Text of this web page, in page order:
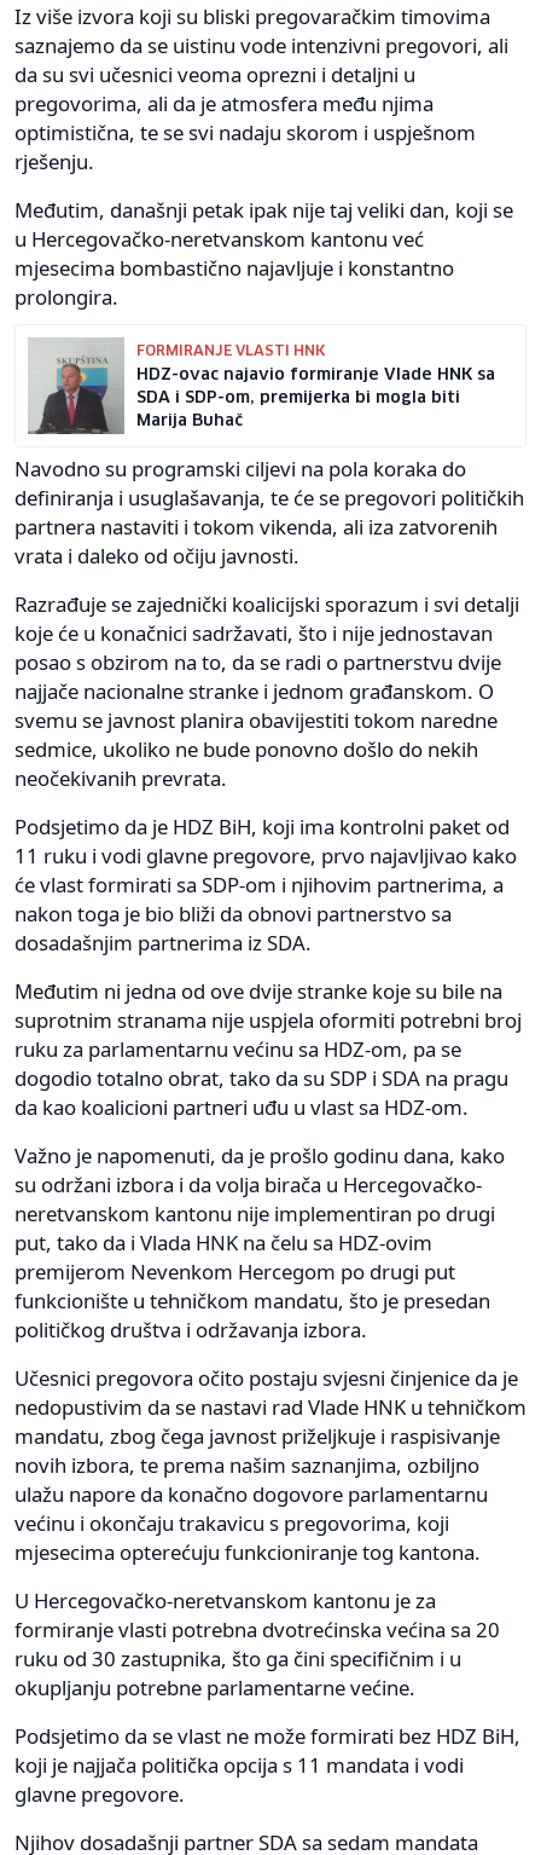
Iz više izvora koji su bliski pregovaračkim timovima
saznajemo da se uistinu vode intenzivni pregovori, ali
da su svi učesnici veoma oprezni i detaljni u
pregovorima, ali da je atmosfera među njima
optimistična, te se svi nadaju skorom i uspješnom
rješenju.
Međutim, današnji petak ipak nije taj veliki dan, koji se
u Hercegovačko-neretvanskom kantonu već
mjesecima bombastično najavljuje i konstantno
prolongira.
FORMIRANJE VLASTI HNK
HDZ-ovac najavio formiranje Vlade HNK sa
SDA i SDP-om, premijerka bi mogla biti
Marija Buhač
Navodno su programski ciljevi na pola koraka do
definiranja i usuglašavanja, te će se pregovori političkih
partnera nastaviti i tokom vikenda, ali iza zatvorenih
vrata i daleko od očiju javnosti.
Razrađuje se zajednički koalicijski sporazum i svi detalji
koje će u konačnici sadržavati, što i nije jednostavan
posao s obzirom na to, da se radi o partnerstvu dvije
najjače nacionalne stranke i jednom građanskom. O
svemu se javnost planira obavijestiti tokom naredne
sedmice, ukoliko ne bude ponovno došlo do nekih
neočekivanih prevrata.
Podsjetimo da je HDZ BiH, koji ima kontrolni paket od
11 ruku i vodi glavne pregovore, prvo najavljivao kako
će vlast formirati sa SDP-om i njihovim partnerima, a
nakon toga je bio bliži da obnovi partnerstvo sa
dosadašnjim partnerima iz SDA.
Međutim ni jedna od ove dvije stranke koje su bile na
suprotnim stranama nije uspjela oformiti potrebni broj
ruku za parlamentarnu većinu sa HDZ-om, pa se
dogodio totalno obrat, tako da su SDP i SDA na pragu
da kao koalicioni partneri uđu u vlast sa HDZ-om.
Važno je napomenuti, da je prošlo godinu dana, kako
su održani izbora i da volja birača u Hercegovačko-
neretvanskom kantonu nije implementiran po drugi
put, tako da i Vlada HNK na čelu sa HDZ-ovim
premijerom Nevenkom Hercegom po drugi put
funkcionište u tehničkom mandatu, što je presedan
političkog društva i održavanja izbora.
Učesnici pregovora očito postaju svjesni činjenice da je
nedopustivim da se nastavi rad Vlade HNK u tehničkom
mandatu, zbog čega javnost priželjkuje i raspisivanje
novih izbora, te prema našim saznanjima, ozbiljno
ulažu napore da konačno dogovore parlamentarnu
većinu i okončaju trakavicu s pregovorima, koji
mjesecima opterećuju funkcioniranje tog kantona.
U Hercegovačko-neretvanskom kantonu je za
formiranje vlasti potrebna dvotrećinska većina sa 20
ruku od 30 zastupnika, što ga čini specifičnim i u
okupljanju potrebne parlamentarne većine.
Podsjetimo da se vlast ne može formirati bez HDZ BiH,
koji je najjača politička opcija s 11 mandata i vodi
glavne pregovore.
Njihov dosadašnji partner SDA sa sedam mandata